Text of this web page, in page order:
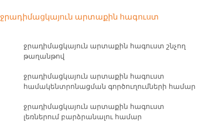
ջրադիմացկայուն արտաքին հագուստ
ջրադիմացկայուն արտաքին հագուստ շնչող
թաղանթով
ջրադիմացկայուն արտաքին հագուստ
համակենտրոնացման գործուղումների համար
ջրադիմացկայուն արտաքին հագուստ
լեռներում բարձրանալու համար